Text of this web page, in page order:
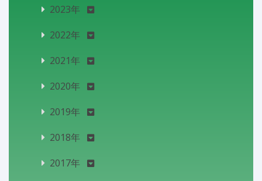
2023年
2022年
2021年
2020年
2019年
2018年
2017年